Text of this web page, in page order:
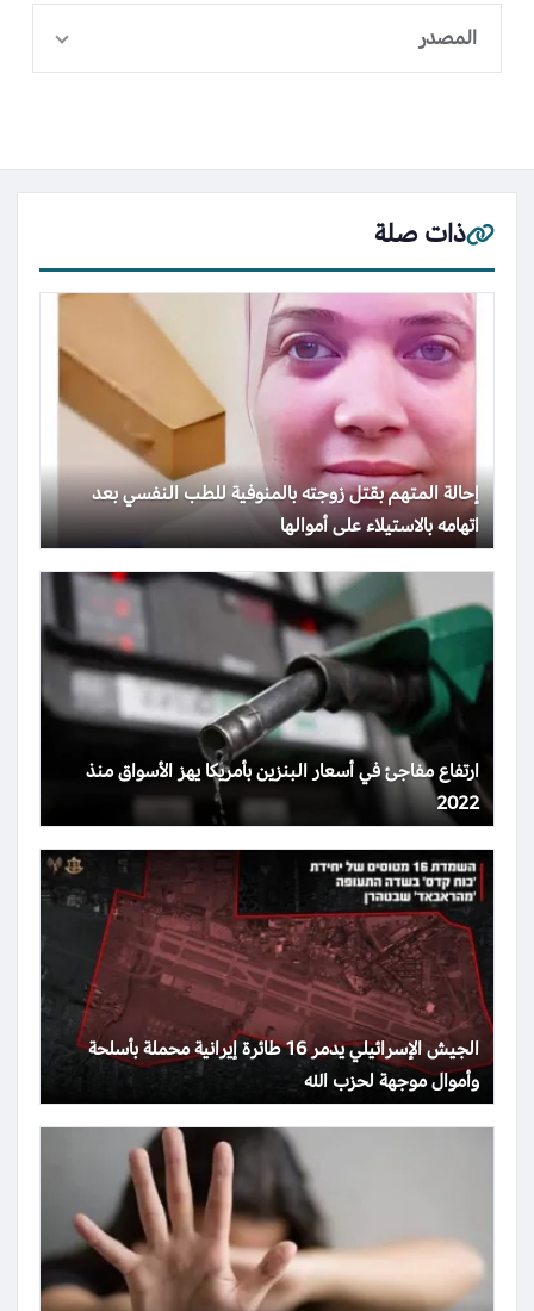
المصدر
ذات صلة
إحالة المتهم بقتل زوجته بالمنوفية للطب النفسي بعد
اتهامه بالاستيلاء على أموالها
ارتفاع مفاجئ في أسعار البنزين بأمريكا يهز الأسواق منذ
2022
الجيش الإسرائيلي يدمر 16 طائرة إيرانية محملة بأسلحة
وأموال موجهة لحزب الله